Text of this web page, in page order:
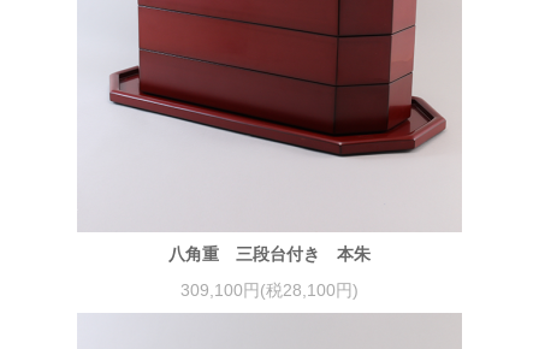
八角重 三段台付き 本朱
309,100円(税28,100円)